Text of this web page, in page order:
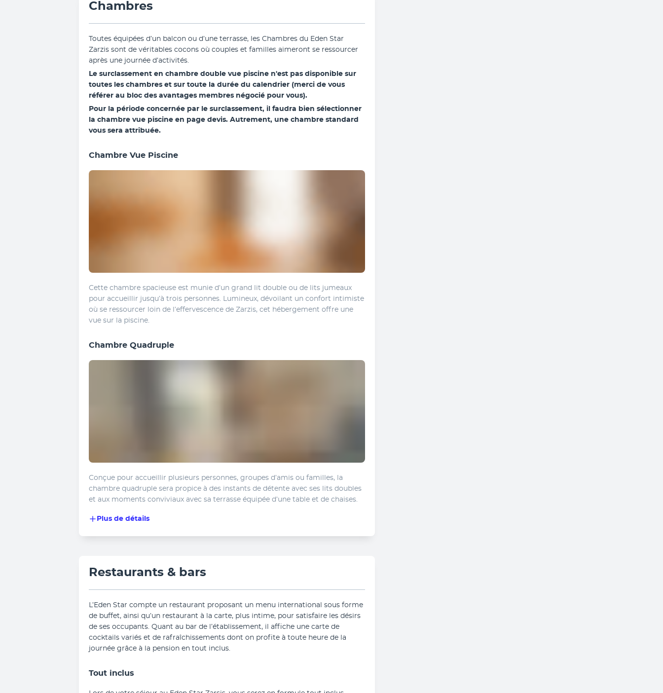
Chambres
Toutes équipées d’un balcon ou d’une terrasse, les Chambres du Eden Star
Zarzis sont de véritables cocons où couples et familles aimeront se ressourcer
après une journée d’activités.
Le surclassement en chambre double vue piscine n'est pas disponible sur
toutes les chambres et sur toute la durée du calendrier (merci de vous
référer au bloc des avantages membres négocié pour vous).
Pour la période concernée par le surclassement, il faudra bien sélectionner
la chambre vue piscine en page devis. Autrement, une chambre standard
vous sera attribuée.
Chambre Vue Piscine
Cette chambre spacieuse est munie d’un grand lit double ou de lits jumeaux
pour accueillir jusqu’à trois personnes. Lumineux, dévoilant un confort intimiste
où se ressourcer loin de l’effervescence de Zarzis, cet hébergement offre une
vue sur la piscine.
Chambre Quadruple
Conçue pour accueillir plusieurs personnes, groupes d’amis ou familles, la
chambre quadruple sera propice à des instants de détente avec ses lits doubles
et aux moments conviviaux avec sa terrasse équipée d’une table et de chaises.
Plus de détails
Restaurants & bars
L’Eden Star compte un restaurant proposant un menu international sous forme
de buffet, ainsi qu’un restaurant à la carte, plus intime, pour satisfaire les désirs
de ses occupants. Quant au bar de l’établissement, il affiche une carte de
cocktails variés et de rafraîchissements dont on profite à toute heure de la
journée grâce à la pension en tout inclus.
Tout inclus